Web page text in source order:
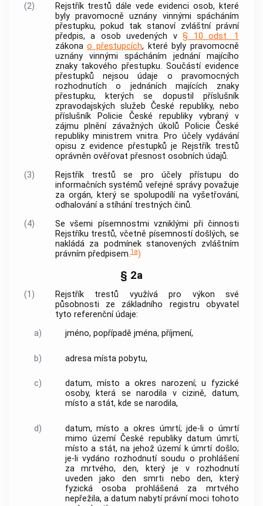
(2)
Rejstřík trestů dále vede evidenci osob, které
byly pravomocně uznány vinnými spácháním
přestupku, pokud tak stanoví zvláštní právní
předpis, a osob uvedených v§ 10 odst. 1
zákonao přestupcích, které byly pravomocně
uznány vinnými spácháním jednání majícího
znaky takovéhopřestupku. Součástí evidence
přestupků nejsou údaje o pravomocných
rozhodnutích o jednáních majících znaky
přestupku, kterých se dopustil příslušník
zpravodajských služeb České republiky, nebo
příslušník Policie České republiky vybraný v
zájmu plnění závažných úkolů Policie České
republiky ministrem vnitra. Pro účely vydávání
opisu z evidence přestupků je Rejstřík trestů
oprávněn ověřovat přesnost osobních údajů.
(3)
Rejstřík trestů se pro účely přístupu do
informačních systémů veřejné správy považuje
za orgán, který se spolupodílí na vyšetřování,
odhalování a stíhání trestných činů.
(4)
Se všemi písemnostmi vzniklými při činnosti
Rejstříku trestů, včetně písemností došlých, se
nakládá za podmínek stanovených zvláštním
právním předpisem.1a)
§ 2a
(1)
Rejstřík trestů využívá pro výkon své
působnosti ze základního registru obyvatel
tyto referenční údaje:
a)
jméno, popřípadě jména, příjmení,
b) adresa místa pobytu,
c)
datum, místo a okres narození; u fyzické
osoby, která se narodila v cizině, datum,
místo a stát, kde se narodila,
d)
datum, místo a okres úmrtí; jde-li o úmrtí
mimo území České republiky datum úmrtí,
místo a stát, na jehož území k úmrtí došlo;
je-li vydáno rozhodnutí soudu o prohlášení
za mrtvého, den, který je v rozhodnutí
uveden jako den smrti nebo den, který
fyzická osoba prohlášená za mrtvého
nepřežila, a datum nabytí právní moci tohoto